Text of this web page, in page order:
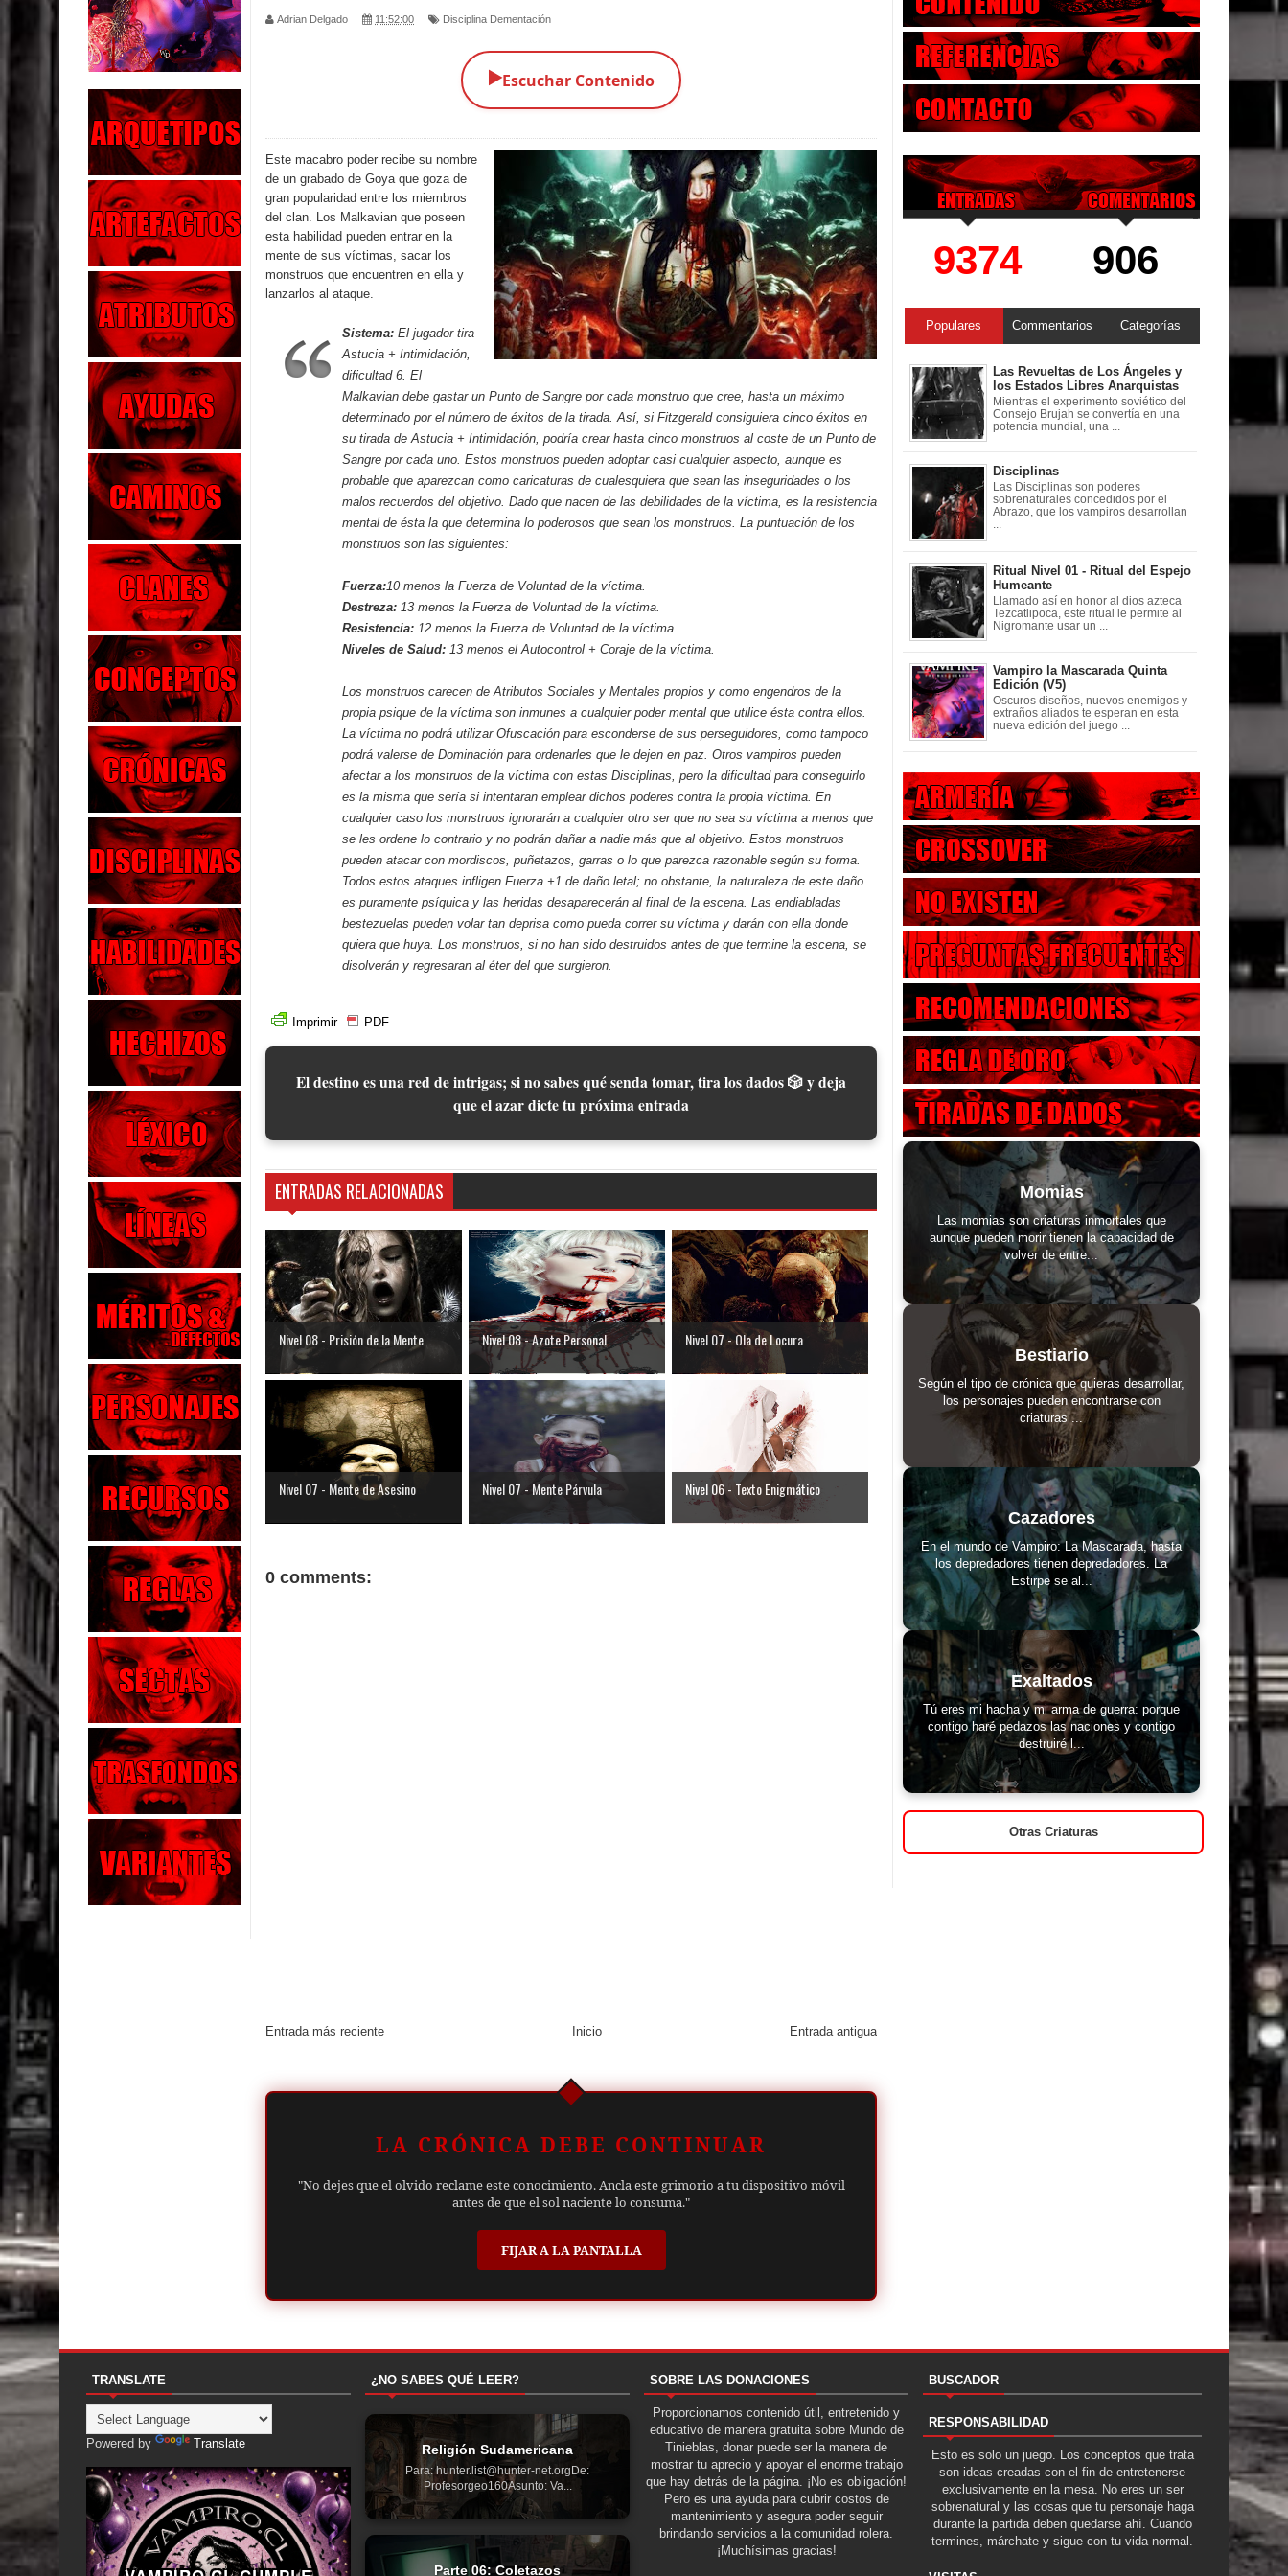
Parte 02: Los Muertos Gobiernan a los Vivos
Parte 01: Escondido a Plena Luz
Parte 02: El Enemigo de mi Enemigo
Parte 06: Coletazos
Parte 05: Los Horrores del Infierno
Parte 04: Oídos Sordos
Parte 03: La Traición
Parte 02: Vuelve el Hijo Prodigo
Parte 03: Reflexiones
Adrian Delgado 11:52:00 Disciplina Dementación
▶️Escuchar Contenido
Este macabro poder recibe su nombre
de un grabado de Goya que goza de
gran popularidad entre los miembros
del clan. Los Malkavian que poseen
esta habilidad pueden entrar en la
mente de sus víctimas, sacar los
monstruos que encuentren en ella y
lanzarlos al ataque.
Sistema: El jugador tira
Astucia + Intimidación,
dificultad 6. El
Malkavian debe gastar un Punto de Sangre por cada monstruo que cree, hasta un máximo
determinado por el número de éxitos de la tirada. Así, si Fitzgerald consiguiera cinco éxitos en
su tirada de Astucia + Intimidación, podría crear hasta cinco monstruos al coste de un Punto de
Sangre por cada uno. Estos monstruos pueden adoptar casi cualquier aspecto, aunque es
probable que aparezcan como caricaturas de cualesquiera que sean las inseguridades o los
malos recuerdos del objetivo. Dado que nacen de las debilidades de la víctima, es la resistencia
mental de ésta la que determina lo poderosos que sean los monstruos. La puntuación de los
monstruos son las siguientes:
Fuerza:10 menos la Fuerza de Voluntad de la víctima.
Destreza: 13 menos la Fuerza de Voluntad de la víctima.
Resistencia: 12 menos la Fuerza de Voluntad de la víctima.
Niveles de Salud: 13 menos el Autocontrol + Coraje de la víctima.
Los monstruos carecen de Atributos Sociales y Mentales propios y como engendros de la
propia psique de la víctima son inmunes a cualquier poder mental que utilice ésta contra ellos.
La víctima no podrá utilizar Ofuscación para esconderse de sus perseguidores, como tampoco
podrá valerse de Dominación para ordenarles que le dejen en paz. Otros vampiros pueden
afectar a los monstruos de la víctima con estas Disciplinas, pero la dificultad para conseguirlo
es la misma que sería si intentaran emplear dichos poderes contra la propia víctima. En
cualquier caso los monstruos ignorarán a cualquier otro ser que no sea su víctima a menos que
se les ordene lo contrario y no podrán dañar a nadie más que al objetivo. Estos monstruos
pueden atacar con mordiscos, puñetazos, garras o lo que parezca razonable según su forma.
Todos estos ataques infligen Fuerza +1 de daño letal; no obstante, la naturaleza de este daño
es puramente psíquica y las heridas desaparecerán al final de la escena. Las endiabladas
bestezuelas pueden volar tan deprisa como pueda correr su víctima y darán con ella donde
quiera que huya. Los monstruos, si no han sido destruidos antes de que termine la escena, se
disolverán y regresaran al éter del que surgieron.
Imprimir PDF
El destino es una red de intrigas; si no sabes qué senda tomar, tira los dados 🎲 y deja
que el azar dicte tu próxima entrada
ENTRADAS RELACIONADAS
Nivel 08 - Prisión de la Mente Nivel 08 - Azote Personal Nivel 07 - Ola de Locura
Nivel 07 - Mente de Asesino Nivel 07 - Mente Párvula Nivel 06 - Texto Enigmático
0 comments:
Entrada más reciente Entrada antigua
Inicio
LA CRÓNICA DEBE CONTINUAR
"No dejes que el olvido reclame este conocimiento. Ancla este grimorio a tu dispositivo móvil
antes de que el sol naciente lo consuma."
FIJAR A LA PANTALLA
9374 906
Populares Commentarios Categorías
Las Revueltas de Los Ángeles y
los Estados Libres Anarquistas
Mientras el experimento soviético del
Consejo Brujah se convertía en una
potencia mundial, una ...
Disciplinas
Las Disciplinas son poderes
sobrenaturales concedidos por el
Abrazo, que los vampiros desarrollan
Ritual Nivel 01 - Ritual del Espejo
Humeante
Llamado así en honor al dios azteca
Tezcatlipoca, este ritual le permite al
Nigromante usar un ...
Vampiro la Mascarada Quinta
Edición (V5)
Oscuros diseños, nuevos enemigos y
extraños aliados te esperan en esta
nueva edición del juego ...
Momias
Las momias son criaturas inmortales que
aunque pueden morir tienen la capacidad de
volver de entre...
Bestiario
Según el tipo de crónica que quieras desarrollar,
los personajes pueden encontrarse con
criaturas ...
Cazadores
En el mundo de Vampiro: La Mascarada, hasta
los depredadores tienen depredadores. La
Estirpe se al...
Exaltados
Tú eres mi hacha y mi arma de guerra: porque
contigo haré pedazos las naciones y contigo
destruiré l...
Otras Criaturas
TRANSLATE
Powered by Translate
¿NO SABES QUÉ LEER?
Religión Sudamericana
Para: hunter.list@hunter-net.orgDe:
Profesorgeo160Asunto: Va...
Parte 06: Coletazos
SOBRE LAS DONACIONES
Proporcionamos contenido útil, entretenido y
educativo de manera gratuita sobre Mundo de
Tinieblas, donar puede ser la manera de
mostrar tu aprecio y apoyar el enorme trabajo
que hay detrás de la página. ¡No es obligación!
Pero es una ayuda para cubrir costos de
mantenimiento y asegura poder seguir
brindando servicios a la comunidad rolera.
¡Muchísimas gracias!
BUSCADOR
RESPONSABILIDAD
Esto es solo un juego. Los conceptos que trata
son ideas creadas con el fin de entretenerse
exclusivamente en la mesa. No eres un ser
sobrenatural y las cosas que tu personaje haga
durante la partida deben quedarse ahí. Cuando
termines, márchate y sigue con tu vida normal.